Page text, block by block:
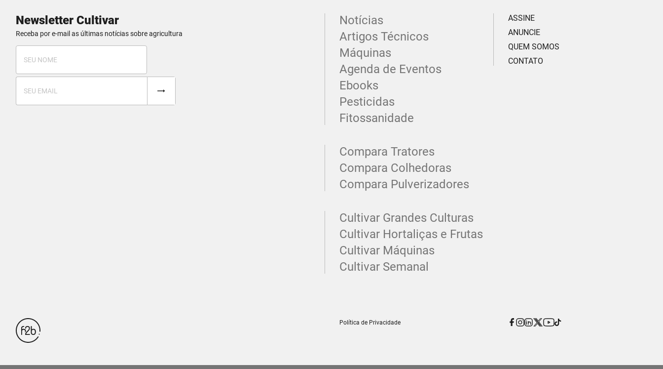
Newsletter Cultivar
Receba por e-mail as últimas notícias sobre agricultura
Notícias
Artigos Técnicos
Máquinas
Agenda de Eventos
Ebooks
Pesticidas
Fitossanidade
Compara Tratores
Compara Colhedoras
Compara Pulverizadores
Cultivar Grandes Culturas
Cultivar Hortaliças e Frutas
Cultivar Máquinas
Cultivar Semanal
ASSINE
ANUNCIE
QUEM SOMOS
CONTATO
Política de Privacidade